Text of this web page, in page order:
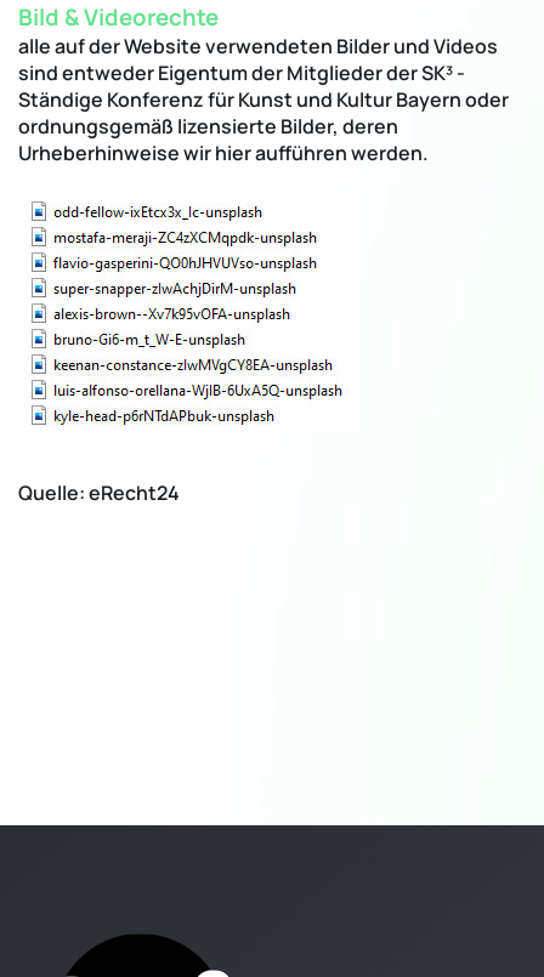
Bild & Videorechte
alle auf der Website verwendeten Bilder und Videos
sind entweder Eigentum der Mitglieder der SK³ -
Ständige Konferenz für Kunst und Kultur Bayern oder
ordnungsgemäß lizensierte Bilder, deren
Urheberhinweise wir hier aufführen werden.
Quelle: eRecht24